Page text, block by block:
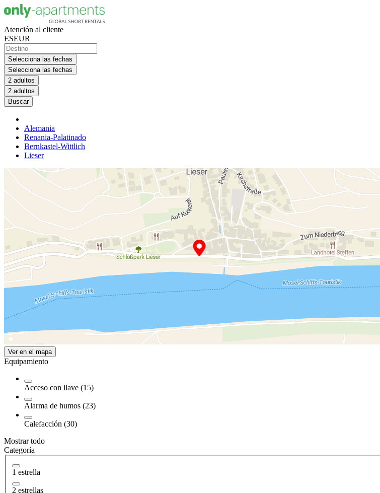
Atención al cliente
ESEUR
Selecciona las fechas
Selecciona las fechas
2 adultos
2 adultos
Buscar
Alemania
Renania-Palatinado
Bernkastel-Wittlich
Lieser
Ver en el mapa
Equipamiento
Acceso con llave (15)
Alarma de humos (23)
Calefacción (30)
Mostrar todo
Categoría
1 estrella
2 estrellas